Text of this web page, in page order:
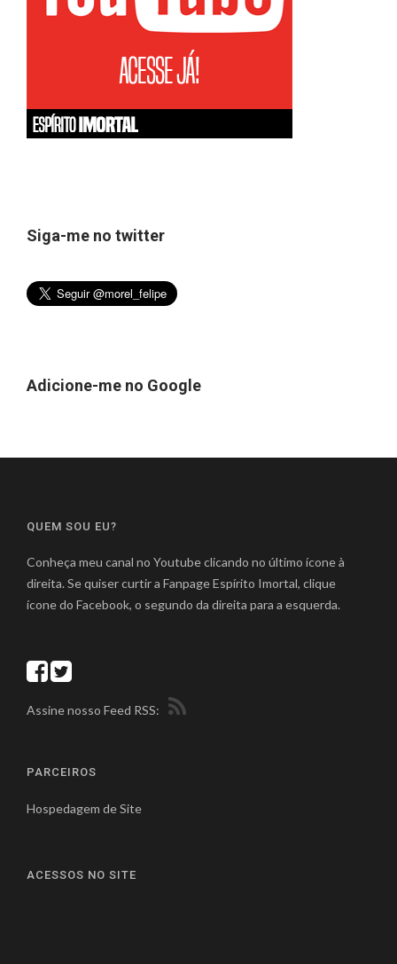
Siga-me no twitter
Adicione-me no Google
QUEM SOU EU?
Conheça meu canal no Youtube clicando no último ícone à
direita. Se quiser curtir a Fanpage Espírito Imortal, clique
ícone do Facebook, o segundo da direita para a esquerda.
Assine nosso Feed RSS:
PARCEIROS
Hospedagem de Site
ACESSOS NO SITE